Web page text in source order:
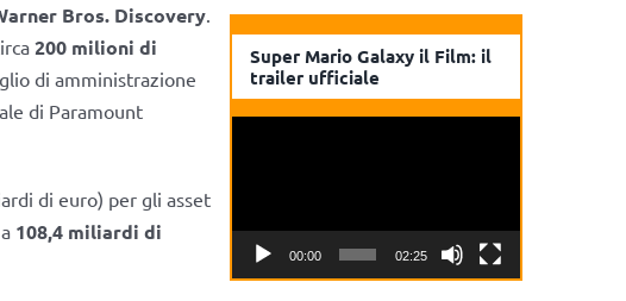
Bros. Discovery.
200 milioni di
di amministrazione
di Paramount
di euro) per gli asset
108,4 miliardi di
Super Mario Galaxy il Film: il
trailer ufficiale
00:00 02:25